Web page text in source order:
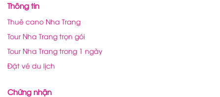
Thông tin
Thuê cano Nha Trang
Tour Nha Trang trọn gói
Tour Nha Trang trong 1 ngày
Đặt vé du lịch
Chứng nhận